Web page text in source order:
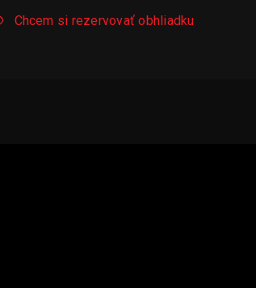
Chcem si rezervovať obhliadku